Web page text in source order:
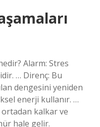
Alarm: Stres
… Direnç: Bu
dengesini yeniden
enerji kullanır. …
kalkar ve
hale gelir.